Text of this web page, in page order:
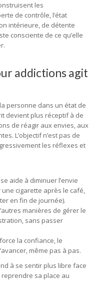
les
de contrôle, l’état
intérieure, de détente
consciente de ce qu’elle
addictions agit
personne dans un état de
devient plus réceptif à de
de réagir aux envies, aux
L’objectif n’est pas de
les réflexes et
aide à diminuer l’envie
cigarette après le café,
en fin de journée).
manières de gérer le
sans passer
la confiance, le
même pas à pas.
à se sentir plus libre face
sa place au